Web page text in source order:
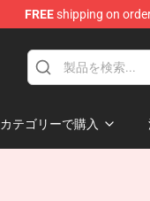
FREEshipping on
カテゴリーで購入